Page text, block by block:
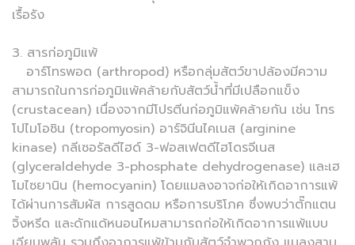
เรื้อรัง
3. สารก่อภูมิแพ้
อาร์โทรพอด (arthropod) หรือกลุ่มสัตว์ขาปล้องมีความ
สามารถในการก่อภูมิแพ้คล้ายกับสัตว์น้ำที่มีเปลือกแข็ง
(crustacean) เนื่องจากมีโปรตีนก่อภูมิแพ้คล้ายกัน เช่น โทร
โปไมโอซิน (tropomyosin) อาร์จินีนไคเนส (arginine
kinase) กลีเซอรัลดีไฮด์ 3-ฟอสเฟตดีไฮโดรจีเนส
(glyceraldehyde 3-phosphate dehydrogenase) และเฮ
โมไซยานิน (hemocyanin) โดยแมลงอาจก่อให้เกิดอาการแพ้
ได้ผ่านการสัมผัส การสูดดม หรือการบริโภค ซึ่งพบว่าตั๊กแตน
จิ้งหรีด และดักแด้หนอนไหมสามารถก่อให้เกิดอาการแพ้แบบ